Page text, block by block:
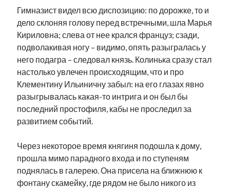
Гимназист видел всю диспозицию: по дорожке, то и
дело склоняя голову перед встречными, шла Марья
Кириловна; слева от нее крался француз; сзади,
подволакивая ногу – видимо, опять разыгралась у
него подагра – следовал князь. Колинька сразу стал
настолько увлечен происходящим, что и про
Клементину Ильиничну забыл: на его глазах явно
разыгрывалась какая-то интрига и он был бы
последний простофиля, кабы не проследил за
развитием событий.
Через некоторое время княгиня подошла к дому,
прошла мимо парадного входа и по ступеням
поднялась в галерею. Она присела на ближнюю к
фонтану скамейку, где рядом не было никого из